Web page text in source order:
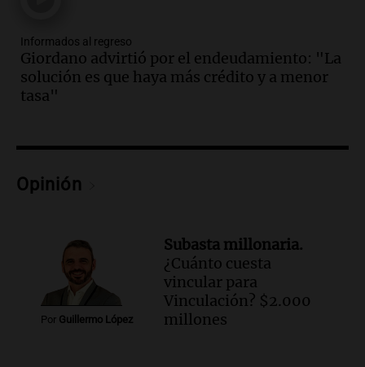
Audio.Una nutricionista derribó el mito
del desayuno ideal: qué alimentos
conviene priorizar
Audio.
Mateo, a los 25 años, lucha
contra el tiempo: necesita un trasplante
para poder seguir viviend
Una mañana para todos
Episodios
Informados al regreso
Giordano advirtió por el endeudamiento: "La
solución es que haya más crédito y a menor
tasa"
Opinión
Por Guillermo López
Subasta millonaria.
¿Cuánto cuesta
vincular para
Vinculación? $2.000
millones